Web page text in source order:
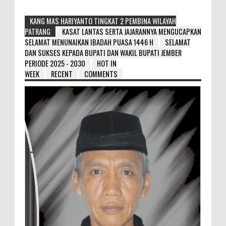
KANG MAS HARIYANTO TINGKAT 2 PEMBINA WILAYAH
PATRANG
KASAT LANTAS SERTA JAJARANNYA MENGUCAPKAN
SELAMAT MENUNAIKAN IBADAH PUASA 1446 H
SELAMAT
DAN SUKSES KEPADA BUPATI DAN WAKIL BUPATI JEMBER
PERIODE 2025 - 2030
HOT IN
WEEK
RECENT COMMENTS